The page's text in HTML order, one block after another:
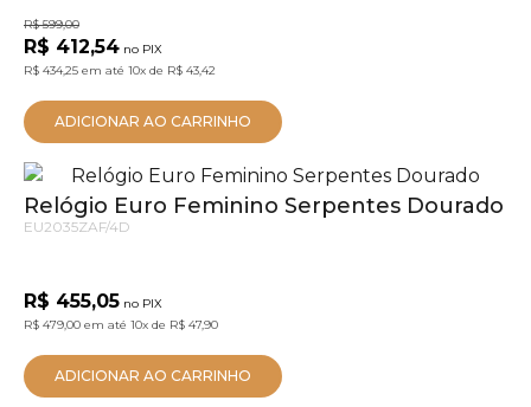
R$ 599,00
R$ 412,54 no PIX
R$ 434,25 em até 10x de R$ 43,42
ADICIONAR AO CARRINHO
Relógio Euro Feminino Serpentes Dourado
EU2035ZAF/4D
R$ 455,05 no PIX
R$ 479,00 em até 10x de R$ 47,90
ADICIONAR AO CARRINHO